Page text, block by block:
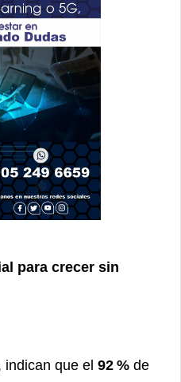
para crecer sin
indican que el 92 % de